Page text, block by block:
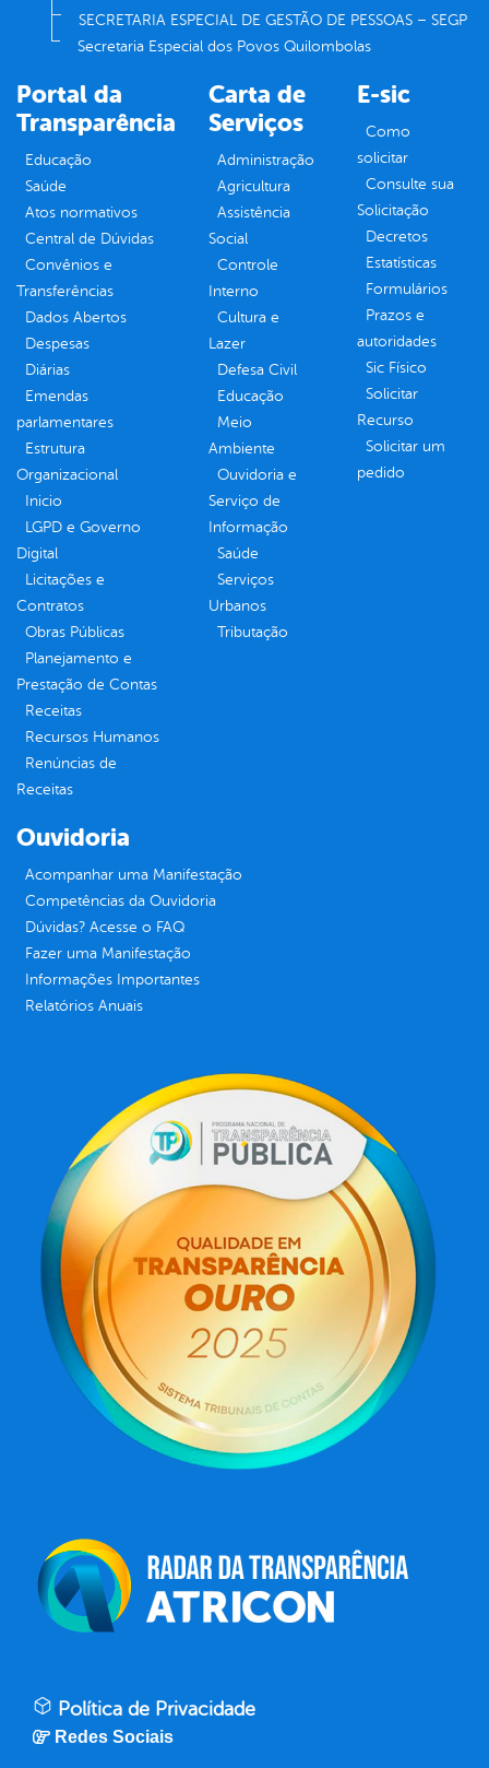
SECRETARIA ESPECIAL DE GESTÃO DE PESSOAS – SEGP
Secretaria Especial dos Povos Quilombolas
Portal da
Transparência
Educação
Saúde
Atos normativos
Central de Dúvidas
Convênios e
Transferências
Dados Abertos
Despesas
Diárias
Emendas
parlamentares
Estrutura
Organizacional
Inicio
LGPD e Governo
Digital
Licitações e
Contratos
Obras Públicas
Planejamento e
Prestação de Contas
Receitas
Recursos Humanos
Renúncias de
Receitas
Carta de
Serviços
Administração
Agricultura
Assistência
Social
Controle
Interno
Cultura e
Lazer
Defesa Civil
Educação
Meio
Ambiente
Ouvidoria e
Serviço de
Informação
Saúde
Serviços
Urbanos
Tributação
E-sic
Como
solicitar
Consulte sua
Solicitação
Decretos
Estatísticas
Formulários
Prazos e
autoridades
Sic Físico
Solicitar
Recurso
Solicitar um
pedido
Ouvidoria
Acompanhar uma Manifestação
Competências da Ouvidoria
Dúvidas? Acesse o FAQ
Fazer uma Manifestação
Informações Importantes
Relatórios Anuais
Política de Privacidade
Redes Sociais